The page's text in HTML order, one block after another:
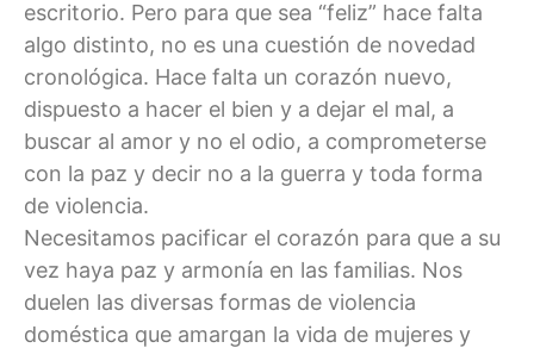
escritorio. Pero para que sea “feliz” hace falta
algo distinto, no es una cuestión de novedad
cronológica. Hace falta un corazón nuevo,
dispuesto a hacer el bien y a dejar el mal, a
buscar al amor y no el odio, a comprometerse
con la paz y decir no a la guerra y toda forma
de violencia.
Necesitamos pacificar el corazón para que a su
vez haya paz y armonía en las familias. Nos
duelen las diversas formas de violencia
doméstica que amargan la vida de mujeres y